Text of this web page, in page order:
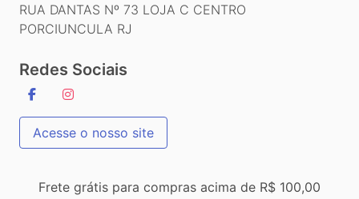
RUA DANTAS Nº 73 LOJA C CENTRO
PORCIUNCULA RJ
Redes Sociais
Acesse o nosso site
Frete grátis para compras acima de R$ 100,00